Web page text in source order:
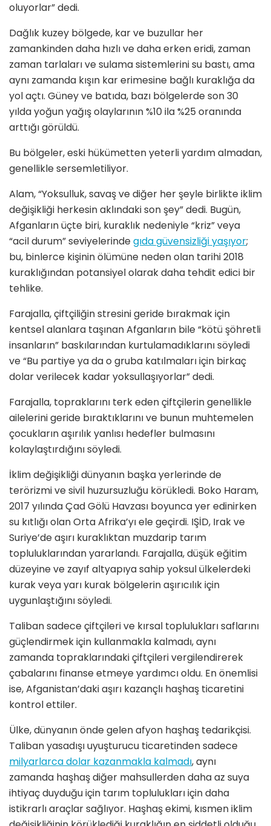
oluyorlar” dedi.
Dağlık kuzey bölgede, kar ve buzullar her
zamankinden daha hızlı ve daha erken eridi, zaman
zaman tarlaları ve sulama sistemlerini su bastı, ama
aynı zamanda kışın kar erimesine bağlı kuraklığa da
yol açtı. Güney ve batıda, bazı bölgelerde son 30
yılda yoğun yağış olaylarının %10 ila %25 oranında
arttığı görüldü.
Bu bölgeler, eski hükümetten yeterli yardım almadan,
genellikle sersemletiliyor.
Alam, “Yoksulluk, savaş ve diğer her şeyle birlikte iklim
değişikliği herkesin aklındaki son şey” dedi. Bugün,
Afganların üçte biri, kuraklık nedeniyle “kriz” veya
“acil durum” seviyelerindegıda güvensizliği yaşıyor;
bu, binlerce kişinin ölümüne neden olan tarihi 2018
kuraklığından potansiyel olarak daha tehdit edici bir
tehlike.
Farajalla, çiftçiliğin stresini geride bırakmak için
kentsel alanlara taşınan Afganların bile “kötü şöhretli
insanların” baskılarından kurtulamadıklarını söyledi
ve “Bu partiye ya da o gruba katılmaları için birkaç
dolar verilecek kadar yoksullaşıyorlar” dedi.
Farajalla, topraklarını terk eden çiftçilerin genellikle
ailelerini geride bıraktıklarını ve bunun muhtemelen
çocukların aşırılık yanlısı hedefler bulmasını
kolaylaştırdığını söyledi.
İklim değişikliği dünyanın başka yerlerinde de
terörizmi ve sivil huzursuzluğu körükledi. Boko Haram,
2017 yılında Çad Gölü Havzası boyunca yer edinirken
su kıtlığı olan Orta Afrika’yı ele geçirdi. IŞİD, Irak ve
Suriye’de aşırı kuraklıktan muzdarip tarım
topluluklarından yararlandı. Farajalla, düşük eğitim
düzeyine ve zayıf altyapıya sahip yoksul ülkelerdeki
kurak veya yarı kurak bölgelerin aşırıcılık için
uygunlaştığını söyledi.
Taliban sadece çiftçileri ve kırsal toplulukları saflarını
güçlendirmek için kullanmakla kalmadı, aynı
zamanda topraklarındaki çiftçileri vergilendirerek
çabalarını finanse etmeye yardımcı oldu. En önemlisi
ise, Afganistan’daki aşırı kazançlı haşhaş ticaretini
kontrol ettiler.
Ülke, dünyanın önde gelen afyon haşhaş tedarikçisi.
Taliban yasadışı uyuşturucu ticaretinden sadece
milyarlarca dolar kazanmakla kalmadı, aynı
zamanda haşhaş diğer mahsullerden daha az suya
ihtiyaç duyduğu için tarım toplulukları için daha
istikrarlı araçlar sağlıyor. Haşhaş ekimi, kısmen iklim